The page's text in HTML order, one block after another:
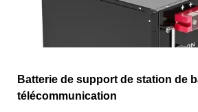
Batterie de support de station de
télécommunication